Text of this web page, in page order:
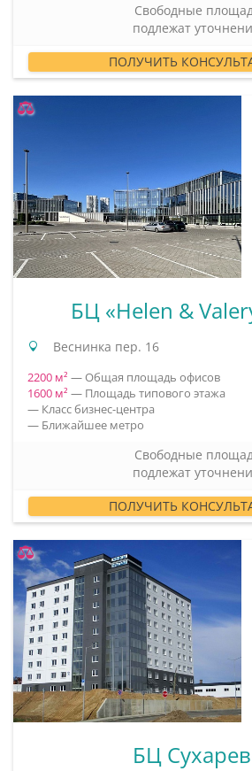
Свободные
подлежат
ПОЛУЧИТЬ
БЦ «Helen &
Веснинка пер. 16
2200 м² — Общая площадь офисов
1600 м² — Площадь типового этажа
— Класс бизнес-центра
— Ближайшее метро
Свободные
подлежат
ПОЛУЧИТЬ
БЦ